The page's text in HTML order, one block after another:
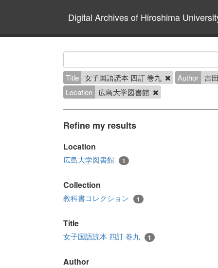
Digital Archives of Hiroshima
Title 女子国語読本 四訂 巻九 Author 吉
Location
広島大学図書館
Refine my results
Location
広島大学図書館 1
Collection
教科書コレクション 1
Title
女子国語読本 四訂 巻九 1
Author